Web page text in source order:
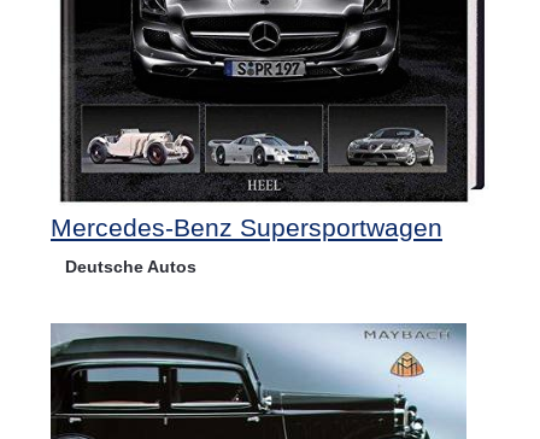
Mercedes-Benz Supersportwagen
Deutsche Autos